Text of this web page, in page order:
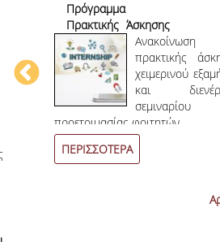
Πρόγραμμα
Πρακτικής Άσκησης
Χειμερινού
Εξαμήνου 2026-
2027
Ανακοίνωση
πρακτικής
χειμερινού
και
σεμιναρίου
προετοιμασίας φοιτητών.
ΠΕΡΙΣΣΟΤΕΡΑ